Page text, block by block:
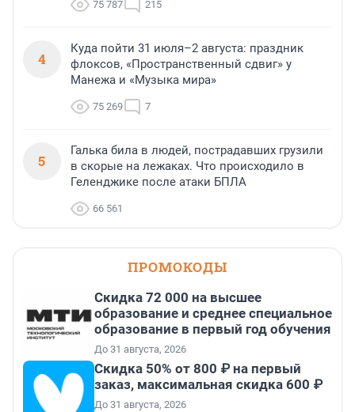
75 787 215
4
Куда пойти 31 июля–2 августа: праздник
флоксов, «Пространственный сдвиг» у
Манежа и «Музыка мира»
75 269 7
5
Галька била в людей, пострадавших грузили
в скорые на лежаках. Что происходило в
Геленджике после атаки БПЛА
66 561
ПРОМОКОДЫ
Скидка 72 000 на высшее
образование и среднее специальное
образование в первый год обучения
До 31 августа, 2026
Скидка 50% от 800 ₽ на первый
заказ, максимальная скидка 600 ₽
До 31 августа, 2026